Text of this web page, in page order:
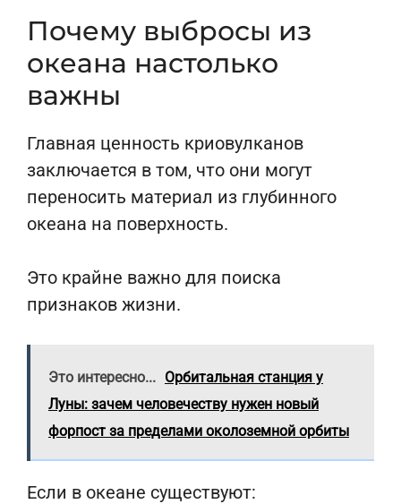
Почему выбросы из
океана настолько
важны
Главная ценность криовулканов
заключается в том, что они могут
переносить материал из глубинного
океана на поверхность.
Это крайне важно для поиска
признаков жизни.
Это интересно... Орбитальная станция у
Луны: зачем человечеству нужен новый
форпост за пределами околоземной орбиты
Если в океане существуют: